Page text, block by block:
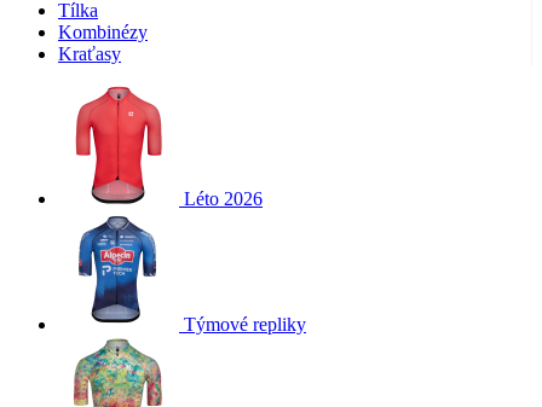
Tílka
Kombinézy
Kraťasy
Léto 2026
Týmové repliky